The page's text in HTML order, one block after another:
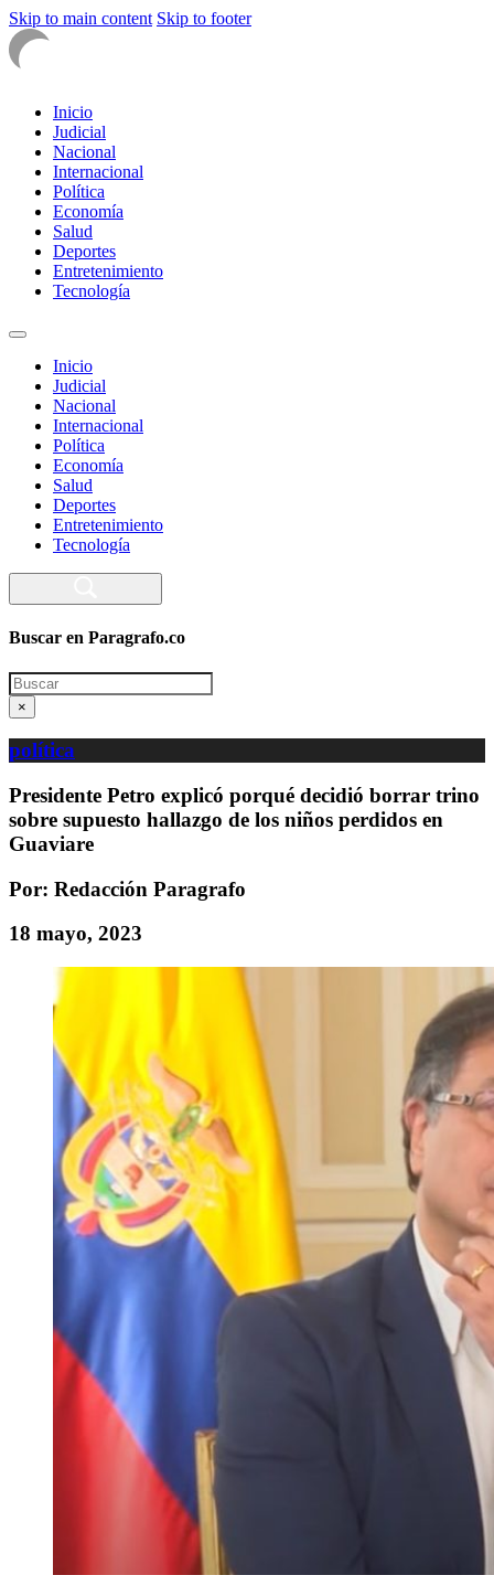
Skip to main content Skip to footer
Inicio
Judicial
Nacional
Internacional
Política
Economía
Salud
Deportes
Entretenimiento
Tecnología
Inicio
Judicial
Nacional
Internacional
Política
Economía
Salud
Deportes
Entretenimiento
Tecnología
Buscar en Paragrafo.co
Search
×
política
Presidente Petro explicó porqué decidió borrar trino
sobre supuesto hallazgo de los niños perdidos en
Guaviare
Por: Redacción Paragrafo
18 mayo, 2023